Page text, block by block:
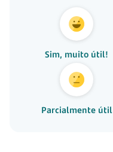
Sim, muito útil!
Parcialmente útil